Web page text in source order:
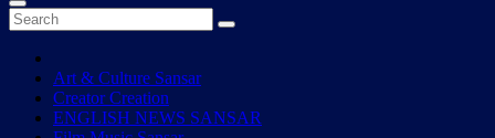
Art & Culture Sansar
Creator Creation
ENGLISH NEWS SANSAR